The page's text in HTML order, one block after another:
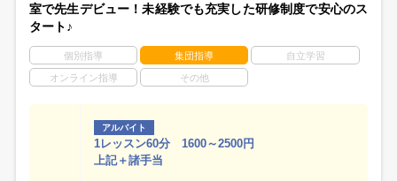
室で先生デビュー！未経験でも充実した研修制度で安心のス
タート♪
個別指導 集団指導 自立学習
オンライン指導 その他
アルバイト
1レッスン60分 1600～2500円
上記＋諸手当